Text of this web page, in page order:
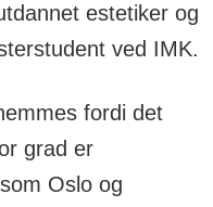
estetiker og
ved IMK.
fordi det
grad er
Oslo og